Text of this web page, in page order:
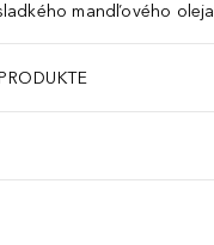
mandľového oleja